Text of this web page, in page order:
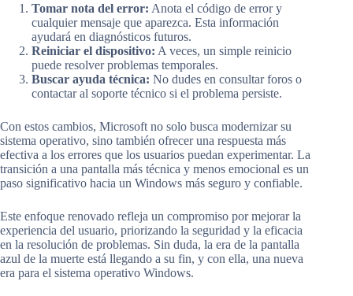
Tomar nota del error: Anota el código de error y
cualquier mensaje que aparezca. Esta información
ayudará en diagnósticos futuros.
Reiniciar el dispositivo: A veces, un simple reinicio
puede resolver problemas temporales.
Buscar ayuda técnica: No dudes en consultar foros o
contactar al soporte técnico si el problema persiste.
Con estos cambios, Microsoft no solo busca modernizar su
sistema operativo, sino también ofrecer una respuesta más
efectiva a los errores que los usuarios puedan experimentar. La
transición a una pantalla más técnica y menos emocional es un
paso significativo hacia un Windows más seguro y confiable.
Este enfoque renovado refleja un compromiso por mejorar la
experiencia del usuario, priorizando la seguridad y la eficacia
en la resolución de problemas. Sin duda, la era de la pantalla
azul de la muerte está llegando a su fin, y con ella, una nueva
era para el sistema operativo Windows.